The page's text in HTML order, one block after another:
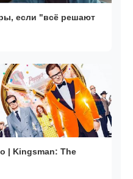
если "всё решают
| Kingsman: The